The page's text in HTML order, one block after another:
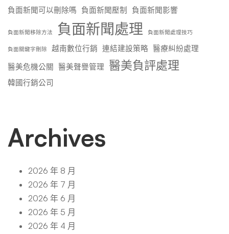
負面新聞可以刪除嗎 負面新聞壓制 負面新聞影響
負面新聞移除方法 負面新聞處理 負面新聞處理技巧
負面關鍵字刪除 越南數位行銷 連結建設策略 醫療糾紛處理
醫美危機公關 醫美聲譽管理 醫美負評處理
韓國行銷公司
Archives
2026 年 8 月
2026 年 7 月
2026 年 6 月
2026 年 5 月
2026 年 4 月